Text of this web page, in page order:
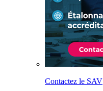
Contactez le SAV